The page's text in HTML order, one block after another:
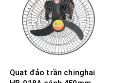
Quạt đảo trần chinghai